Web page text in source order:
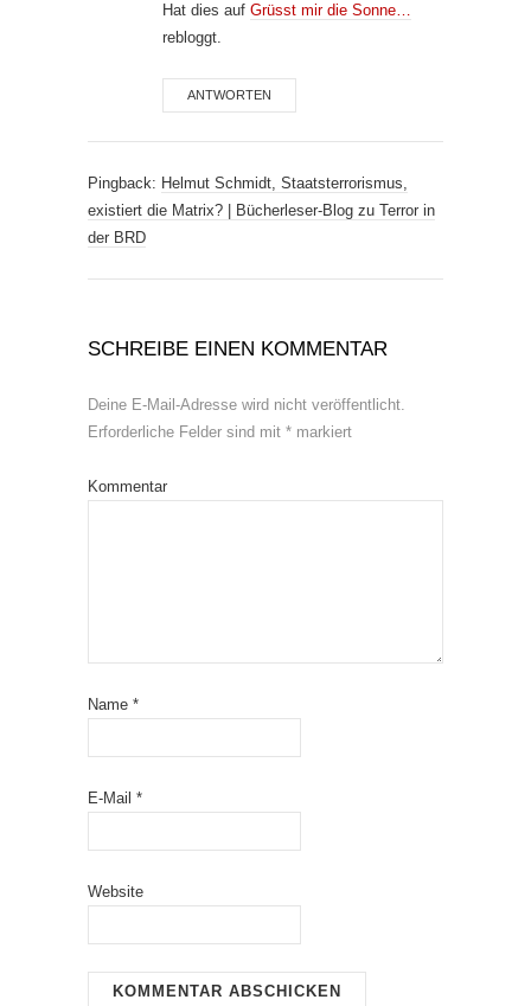
Hat dies auf Grüsst mir die Sonne…
rebloggt.
ANTWORTEN
Pingback: Helmut Schmidt, Staatsterrorismus,
existiert die Matrix? | Bücherleser-Blog zu Terror in
der BRD
SCHREIBE EINEN KOMMENTAR
Deine E-Mail-Adresse wird nicht veröffentlicht.
Erforderliche Felder sind mit * markiert
Kommentar
Name *
E-Mail *
Website